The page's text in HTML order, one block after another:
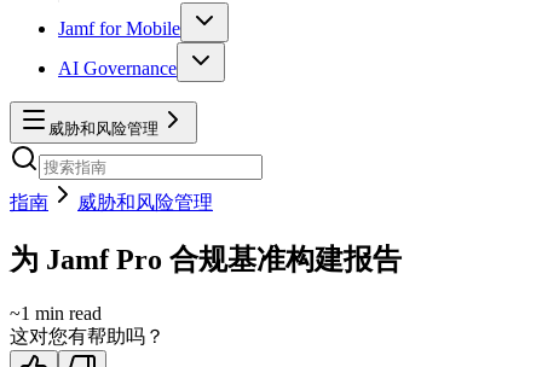
Jamf for Mobile
AI Governance
威胁和风险管理
指南 威胁和风险管理
为 Jamf Pro 合规基准构建报告
~1 min read
这对您有帮助吗？